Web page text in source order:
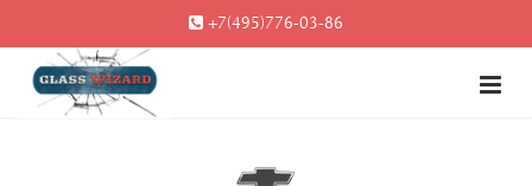
+7(495)776-03-86